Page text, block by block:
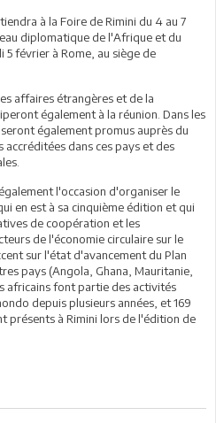
à la Foire de Rimini du 4 au 7
diplomatique de l'Afrique et du
février à Rome, au siège de
affaires étrangères et de la
également à la réunion. Dans les
également promus auprès du
accréditées dans ces pays et des
l'occasion d'organiser le
en est à sa cinquième édition et qui
de coopération et les
de l'économie circulaire sur le
sur l'état d'avancement du Plan
pays (Angola, Ghana, Mauritanie,
africains font partie des activités
depuis plusieurs années, et 169
présents à Rimini lors de l'édition de